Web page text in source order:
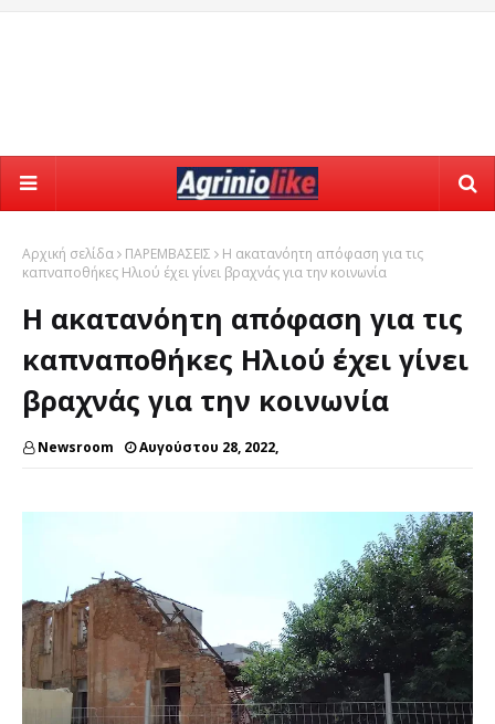
Αρχική σελίδα ΠΑΡΕΜΒΑΣΕΙΣ
Η ακατανόητη απόφαση για τις
καπναποθήκες Ηλιού έχει γίνει βραχνάς για την κοινωνία
Η ακατανόητη απόφαση για τις
καπναποθήκες Ηλιού έχει γίνει
βραχνάς για την κοινωνία
Newsroom Αυγούστου 28, 2022,